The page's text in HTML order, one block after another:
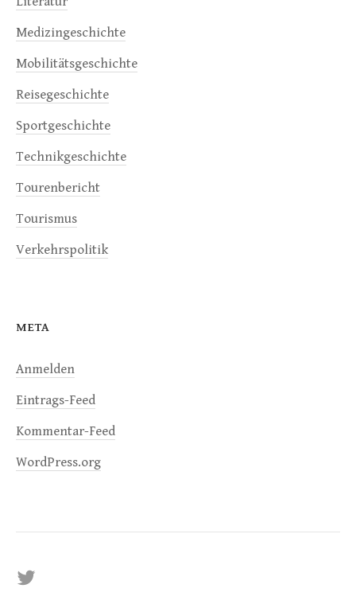
Medizingeschichte
Mobilitätsgeschichte
Reisegeschichte
Sportgeschichte
Technikgeschichte
Tourenbericht
Tourismus
Verkehrspolitik
META
Anmelden
Eintrags-Feed
Kommentar-Feed
WordPress.org